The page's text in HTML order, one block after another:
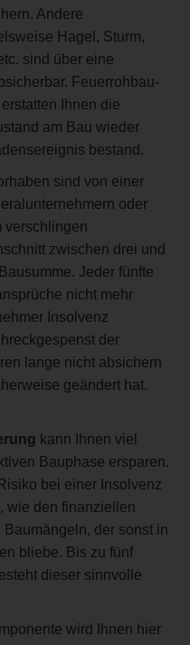
Andere
Hagel, Sturm,
sind über eine
Feuerrohbau-
Ihnen die
am Bau wieder
bestand.
sind von einer
oder
verschlingen
zwischen drei und
Jeder fünfte
nicht mehr
Insolvenz
der
lange nicht absichern
geändert hat.
kann Ihnen viel
Bauphase ersparen.
bei einer Insolvenz
wie den finanziellen
der sonst in
bliebe. Bis zu fünf
dieser sinnvolle
wird Ihnen hier